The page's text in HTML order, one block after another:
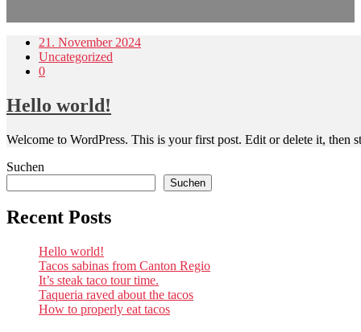
21. November 2024
Uncategorized
0
Hello world!
Welcome to WordPress. This is your first post. Edit or delete it, then
Suchen
Suchen
Recent Posts
Hello world!
Tacos sabinas from Canton Regio
It’s steak taco tour time.
Taqueria raved about the tacos
How to properly eat tacos